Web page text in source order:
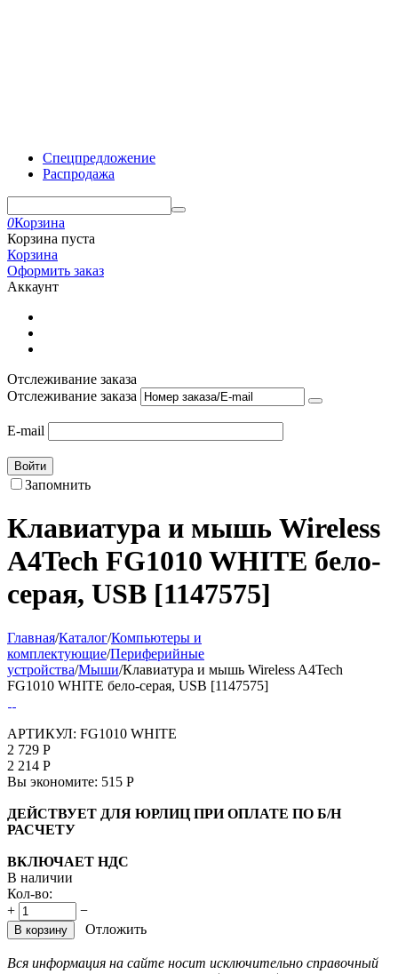
Спецпредложение
Распродажа
0Корзина
Корзина пуста
Корзина
Оформить заказ
Аккаунт
Отслеживание заказа
Отслеживание заказа
E-mail
Войти
Запомнить
Клавиатура и мышь Wireless
A4Tech FG1010 WHITE бело-
серая, USB [1147575]
Главная/Каталог/Компьютеры и
комплектующие/Периферийные
устройства/Мыши/Клавиатура и мышь Wireless A4Tech
FG1010 WHITE бело-серая, USB [1147575]
АРТИКУЛ: FG1010 WHITE
2 729 Р
2 214 Р
Вы экономите: 515 Р
ДЕЙСТВУЕТ ДЛЯ ЮРЛИЦ ПРИ ОПЛАТЕ ПО Б/Н
РАСЧЕТУ
ВКЛЮЧАЕТ НДС
В наличии
Кол-во:
+
−
В корзину Отложить
Вся информация на сайте носит исключительно справочный